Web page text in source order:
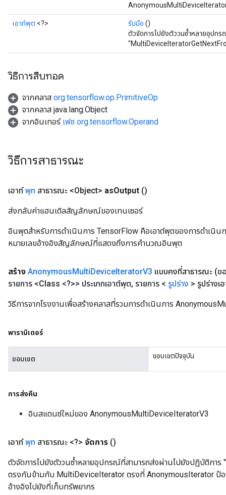
เอาท์พุต <?> รับมือ ()
ตัวจัดการไปยังตัววนซ้ำหลายอุปก
วิธีการสืบทอด
จากคลาส org.tensorflow.op.PrimitiveOp
จากคลาส java.lang.Object
จากอินเทอร์ เฟซ org.tensorflow.Operand
วิธีการสาธารณะ
เอาท์พุท สาธารณะ <Object> asOutput ()
ส่งกลับค่าแฮนเดิลสัญลักษณ์ของเทนเซอร์
อินพุตสำหรับการดำเนินการ TensorFlow คือเอาต์พุตของการดำเนิน
หมายเลขอ้างอิงสัญลักษณ์ที่แสดงถึงการคำนวณอินพุต
สร้าง AnonymousMultiDeviceIteratorV3 แบบคงที่สาธารณะ (ข
รายการ <Class <?>> ประเภทเอาต์พุต, รายการ < รูปร่าง > รูปร่างเ
วิธีการจากโรงงานเพื่อสร้างคลาสที่รวมการดำเนินการ
พารามิเตอร์
ขอบเขต ขอบเขตปัจจุบัน
การส่งคืน
อินสแตนซ์ใหม่ของ AnonymousMultiDeviceIteratorV3
เอาท์พุท สาธารณะ <?> จัดการ ()
ตัวจัดการไปยังตัววนซ้ำหลายอุปกรณ์ที่สามารถส่งผ่านไปยังปฏิบัติกา
ตรงกันข้ามกับ MultiDeviceIterator ตรงที่ AnonymousIterator ป้
อ้างอิงไปยังที่เก็บทรัพยากร